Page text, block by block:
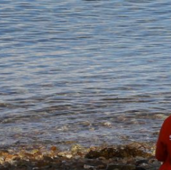
Aller
au
contenu